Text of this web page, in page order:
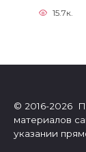
15.7к.
© 2016-2026
материалов
указании